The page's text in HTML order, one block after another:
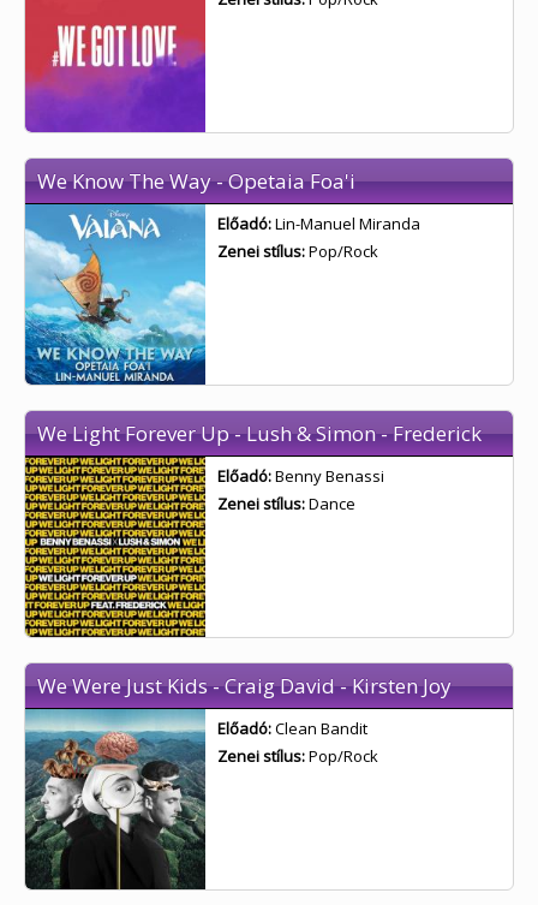
We Know The Way - Opetaia Foa'i
Előadó:Lin-Manuel Miranda
Zenei stílus:Pop/Rock
We Light Forever Up - Lush & Simon - Frederick
Előadó:Benny Benassi
Zenei stílus:Dance
We Were Just Kids - Craig David - Kirsten Joy
Előadó:Clean Bandit
Zenei stílus:Pop/Rock